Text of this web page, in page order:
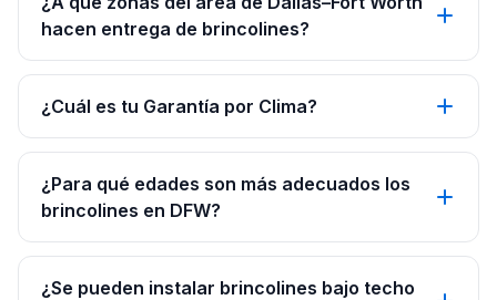
hacen entrega de brincolines?
¿Cuál es tu Garantía por Clima?
¿Para qué edades son más adecuados los
brincolines en DFW?
¿Se pueden instalar brincolines bajo techo